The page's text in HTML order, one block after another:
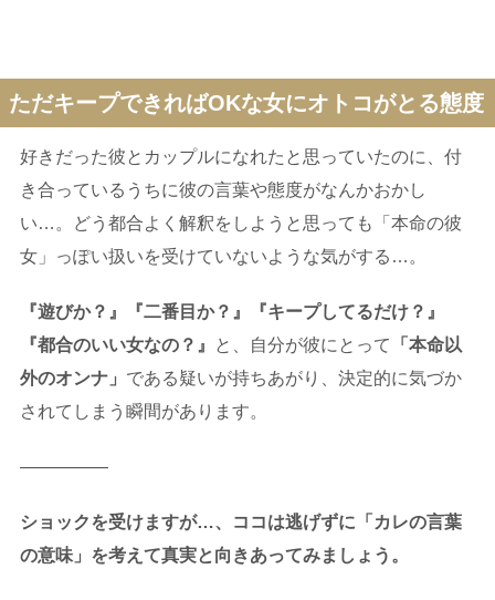
ただキープできればOKな女にオトコがとる態度
好きだった彼とカップルになれたと思っていたのに、付
き合っているうちに彼の言葉や態度がなんかおかし
い…。どう都合よく解釈をしようと思っても「本命の彼
女」っぽい扱いを受けていないような気がする…。
『遊びか？』『二番目か？』『キープしてるだけ？』
『都合のいい女なの？』
と、自分が彼にとって
「本命以
外のオンナ」 である疑いが持ちあがり、決定的に気づか
されてしまう瞬間があります。
—————
ショックを受けますが…、ココは逃げずに「カレの言葉
の意味」を考えて真実と向きあってみましょう。